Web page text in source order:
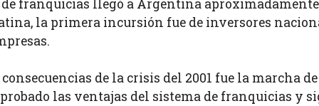
franquicias llegó a Argentina
la primera incursión fue de inversores
de la crisis del 2001 fue la marcha
las ventajas del sistema de franquicias y